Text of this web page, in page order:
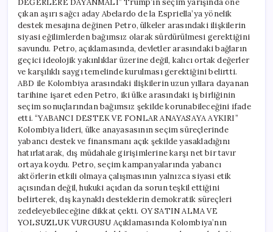
çıkan aşırı sağcı aday Abelardo de la Espriella’ya yönelik
destek mesajına değinen Petro, ülkeler arasındaki ilişkilerin
siyasi eğilimlerden bağımsız olarak sürdürülmesi gerektiğini
savundu. Petro, açıklamasında, devletler arasındaki bağların
geçici ideolojik yakınlıklar üzerine değil, kalıcı ortak değerler
ve karşılıklı saygı temelinde kurulması gerektiğini belirtti.
ABD ile Kolombiya arasındaki ilişkilerin uzun yıllara dayanan
tarihine işaret eden Petro, iki ülke arasındaki iş birliğinin
seçim sonuçlarından bağımsız şekilde korunabileceğini ifade
etti. “YABANCI DESTEK VE FONLAR ANAYASAYA AYKIRI”
Kolombiya lideri, ülke anayasasının seçim süreçlerinde
yabancı destek ve finansmanı açık şekilde yasakladığını
hatırlatarak, dış müdahale girişimlerine karşı net bir tavır
ortaya koydu. Petro, seçim kampanyalarında yabancı
aktörlerin etkili olmaya çalışmasının yalnızca siyasi etik
açısından değil, hukuki açıdan da sorun teşkil ettiğini
belirterek, dış kaynaklı desteklerin demokratik süreçleri
zedeleyebileceğine dikkat çekti. OY SATIN ALMA VE
YOLSUZLUK VURGUSU Açıklamasında Kolombiya’nın